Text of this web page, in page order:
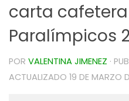
carta
Paralímpicos
POR VALENTINA JIMENEZ ·
ACTUALIZADO 19 DE MARZO